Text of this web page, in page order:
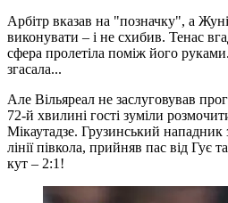
Арбітр вказав на "позначку", а
виконувати – і не схибив. Тенас
сфера пролетіла поміж його
згасала...
Але Вільяреал не заслуговував
72-й хвилині гості зуміли
Мікаутадзе. Грузинський
лінії півкола, прийняв пас від Гує
кут – 2:1!